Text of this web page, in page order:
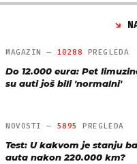
MAGAZIN — 10288 PREGLEDA
Do 12.000 eura: Pet
su auti još bili 'normalni'
NOVOSTI — 5895 PREGLEDA
Test: U kakvom je stanju
auta nakon 220.000 km?